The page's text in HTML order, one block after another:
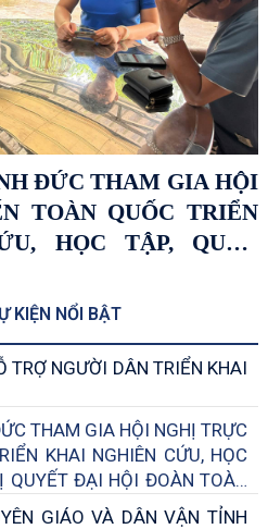
ĐỨC THAM GIA HỘI
TOÀN QUỐC TRIỂN
HỌC TẬP, QUÁN
NHIỆM KỲ 2026 –
KIỆN NỔI BẬT
TRỢ NGƯỜI DÂN TRIỂN KHAI
THAM GIA HỘI NGHỊ TRỰC
KHAI NGHIÊN CỨU, HỌC
QUYẾT ĐẠI HỘI ĐOÀN TOÀN
KỲ 2026 – 2031
GIÁO VÀ DÂN VẬN TỈNH